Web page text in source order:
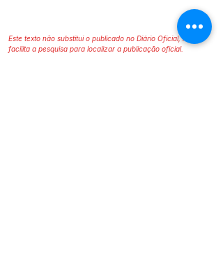
Este texto não substitui o publicado no Diário Oficial, mas
facilita a pesquisa para localizar a publicação oficial.